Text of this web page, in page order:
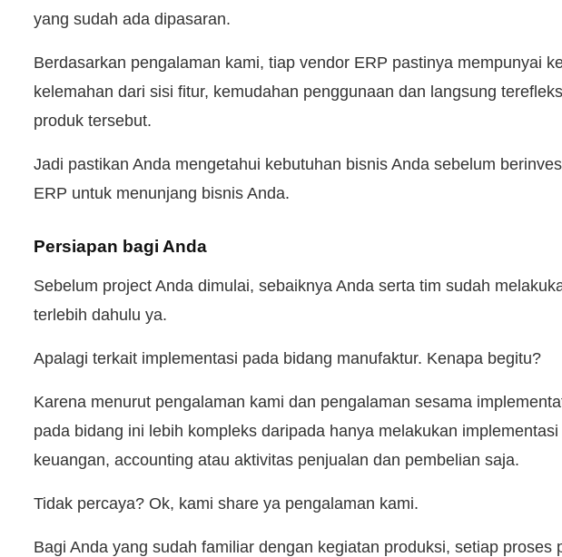
yang sudah ada dipasaran.
Berdasarkan pengalaman kami, tiap vendor ERP pastinya mempunyai
kelemahan dari sisi fitur, kemudahan penggunaan dan langsung
produk tersebut.
Jadi pastikan Anda mengetahui kebutuhan bisnis Anda sebelum
ERP untuk menunjang bisnis Anda.
Persiapan bagi Anda
Sebelum project Anda dimulai, sebaiknya Anda serta tim sudah
terlebih dahulu ya.
Apalagi terkait implementasi pada bidang manufaktur. Kenapa begitu?
Karena menurut pengalaman kami dan pengalaman sesama
pada bidang ini lebih kompleks daripada hanya melakukan
keuangan, accounting atau aktivitas penjualan dan pembelian saja.
Tidak percaya? Ok, kami share ya pengalaman kami.
Bagi Anda yang sudah familiar dengan kegiatan produksi, setiap proses